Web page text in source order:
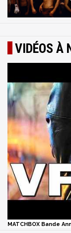
VIDÉOS À
MATCHBOX Bande